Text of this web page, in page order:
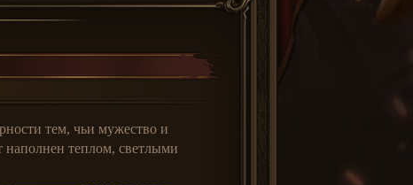
тем, чьи мужество и
наполнен теплом, светлыми